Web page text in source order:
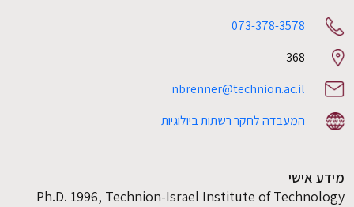
073-378-3578
Room
368
nbrenner@technion.ac.il
המעבדה לחקר רשתות ביולוגיות
מידע אישי
Ph.D. 1996, Technion-Israel Institute of Technology